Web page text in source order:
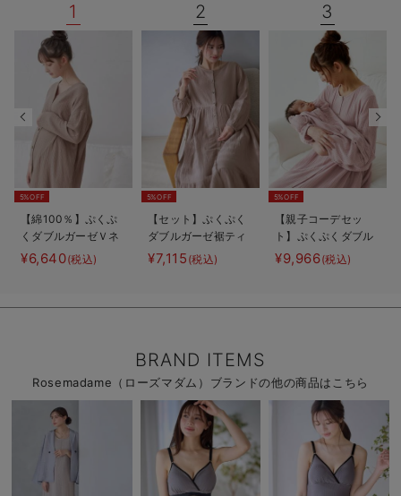
1
5%OFF
【綿100％】ぷくぷ
くダブルガーゼＶネ
ックワンピ＆産前産
後使えるレギンスパ
ィ・授乳パジャマ
¥6,640(税込)
2
5%OFF
【セット】ぷくぷく
ダブルガーゼ裾ティ
アード3WAYワンピ
ース＆産後も使える
マタニティ・授乳パ
¥7,115 (税込)
3
5%OFF
【親子コーデセッ
ト】ぷくぷくダブル
ガーゼ裾ティアード
3WAYワンピース＆
ンスパジャマ&2way
¥9,966(税込)
BRAND ITEMS
Rosemadame（ローズマダム）ブランドの他の商品はこちら